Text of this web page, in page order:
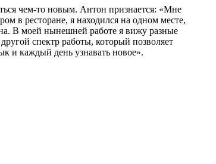
чем-то новым. Антон признается: «Мне
в ресторане, я находился на одном месте,
В моей нынешней работе я вижу разные
спектр работы, который позволяет
и каждый день узнавать новое».